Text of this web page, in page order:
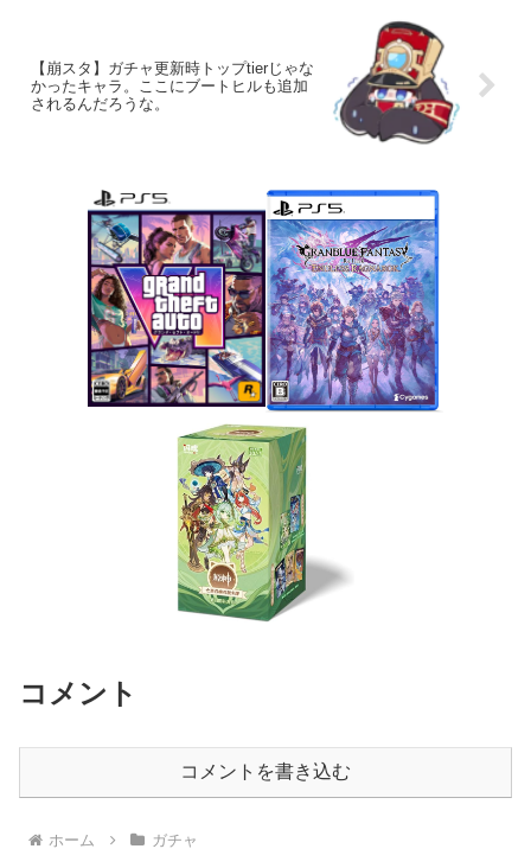
【崩スタ】ガチャ更新時トップtierじゃな
かったキャラ。ここにブートヒルも追加
されるんだろうな。
コメント
コメントを書き込む
ホーム ガチャ